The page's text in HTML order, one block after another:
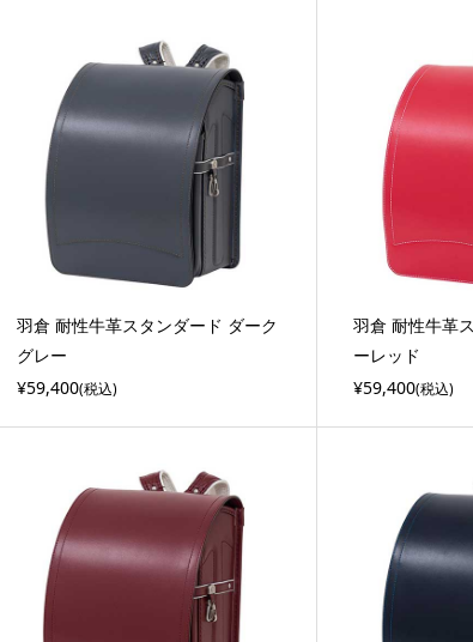
羽倉 耐性牛革スタンダード ダーク
グレー
¥59,400(税込)
羽倉 耐性牛革
ーレッド
¥59,400(税込)